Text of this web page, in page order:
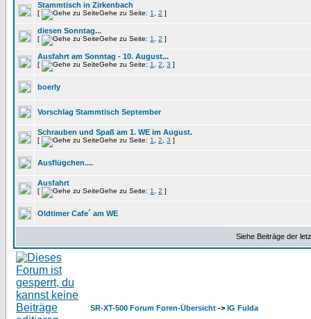
Stammtisch in Zirkenbach
[ Gehe zu Seite: 1 2 ]
diesen Sonntag...
[ Gehe zu Seite: 1 2 ]
Ausfahrt am Sonntag - 10. August...
[ Gehe zu Seite: 1 2 3 ]
boerly
Vorschlag Stammtisch September
Schrauben und Spaß am 1. WE im August.
[ Gehe zu Seite: 1 2 3 ]
Ausflügchen....
Ausfahrt
[ Gehe zu Seite: 1 2 ]
Oldtimer Cafe´ am WE
Siehe Beiträge der
SR-XT-500 Forum Foren-Übersicht -> IG Fulda